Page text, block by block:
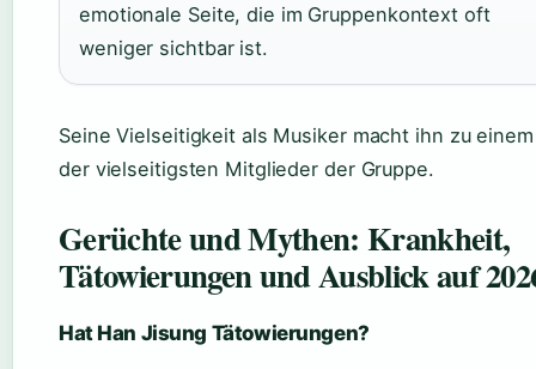
emotionale Seite, die im Gruppenkontext oft
weniger sichtbar ist.
Seine Vielseitigkeit als Musiker macht ihn zu einem
der vielseitigsten Mitglieder der Gruppe.
Gerüchte und Mythen: Krankheit,
Tätowierungen und Ausblick auf
Hat Han Jisung Tätowierungen?